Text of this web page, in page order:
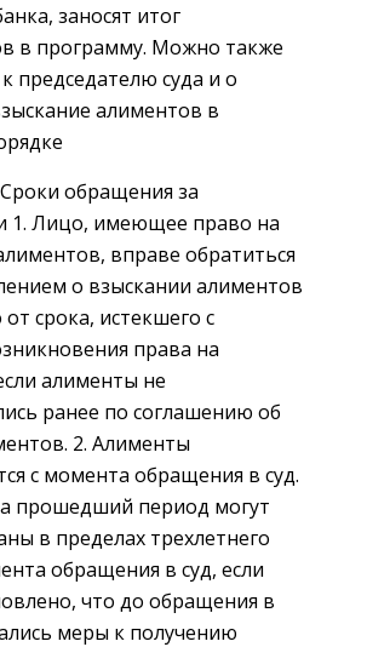
заносят итог
в программу. Можно также
председателю суда и о
алиментов в
обращения за
1. Лицо, имеющее право на
вправе обратиться
о взыскании алиментов
срока, истекшего с
права на
алименты не
ранее по соглашению об
2. Алименты
с момента обращения в суд.
прошедший период могут
в пределах трехлетнего
обращения в суд, если
что до обращения в
меры к получению